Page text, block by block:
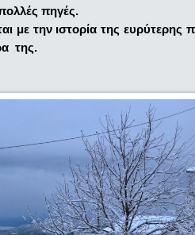
πηγές.
με την ιστορία της ευρύτερης
της.